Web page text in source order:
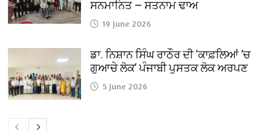
ਸਨਮਾਨਿਤ — ਸਤਨਾਮ ਢਾਅ
19 June 2026
ਡਾ. ਨਿਸ਼ਾਨ ਸਿੰਘ ਰਾਠੌਰ ਦੀ ‘ਕਾਫ਼ਲਿਆਂ ’ਚ
ਗੁਆਚੇ ਲੋਕ’ ਪੰਜਾਬੀ ਪੁਸਤਕ ਲੋਕ ਅਰਪਣ
5 June 2026